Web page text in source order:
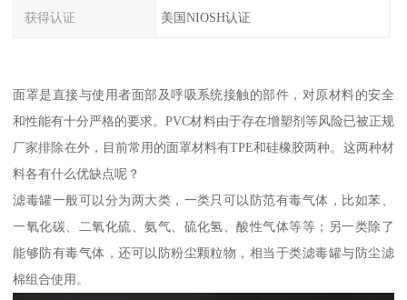
获得认证 美国NIOSH认证
面罩是直接与使用者面部及呼吸系统接触的部件，对原材料的安全
和性能有十分严格的要求。PVC材料由于存在增塑剂等风险已被正规
厂家排除在外，目前常用的面罩材料有TPE和硅橡胶两种。这两种材
料各有什么优缺点呢？
滤毒罐一般可以分为两大类，一类只可以防范有毒气体，比如苯、
一氧化碳、二氧化硫、氨气、硫化氢、酸性气体等等；另一类除了
能够防有毒气体，还可以防粉尘颗粒物，相当于类滤毒罐与防尘滤
棉组合使用。